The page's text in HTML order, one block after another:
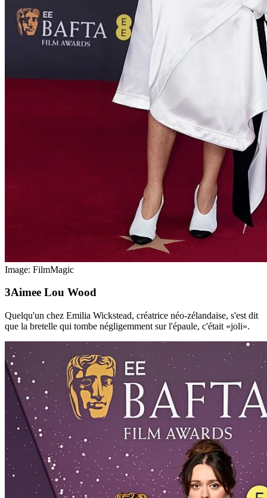
Image: FilmMagic
Aimee Lou Wood
Quelqu'un chez Emilia Wickstead, créatrice néo-zélandaise, s'est dit
que la bretelle qui tombe négligemment sur l'épaule, c'était «joli».